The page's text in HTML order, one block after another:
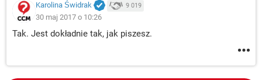
Karolina Świdrak 9 019
30 maj 2017 o 10:26
Tak. Jest dokładnie tak, jak piszesz.